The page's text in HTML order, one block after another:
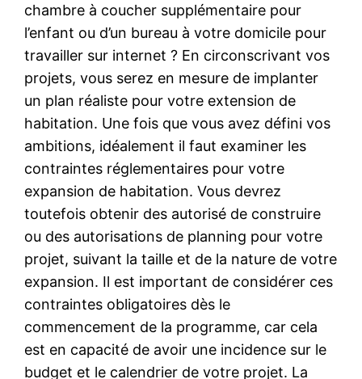
chambre à coucher supplémentaire pour
l’enfant ou d’un bureau à votre domicile pour
travailler sur internet ? En circonscrivant vos
projets, vous serez en mesure de implanter
un plan réaliste pour votre extension de
habitation. Une fois que vous avez défini vos
ambitions, idéalement il faut examiner les
contraintes réglementaires pour votre
expansion de habitation. Vous devrez
toutefois obtenir des autorisé de construire
ou des autorisations de planning pour votre
projet, suivant la taille et de la nature de votre
expansion. Il est important de considérer ces
contraintes obligatoires dès le
commencement de la programme, car cela
est en capacité de avoir une incidence sur le
budget et le calendrier de votre projet. La